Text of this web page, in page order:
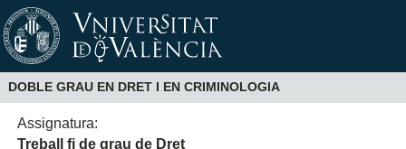
DOBLE GRAU EN DRET I EN CRIMINOLOGIA
Assignatura:
Treball fi de grau de Dret